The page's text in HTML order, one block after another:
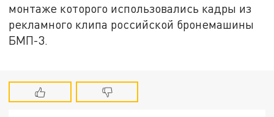
монтаже которого использовались кадры из
рекламного клипа российской бронемашины
БМП-3.